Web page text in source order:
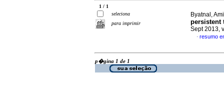
1 / 1
seleciona
para imprimir
Byatnal,
persistent
Sept 2013,
· resumo
p�gina 1 de 1